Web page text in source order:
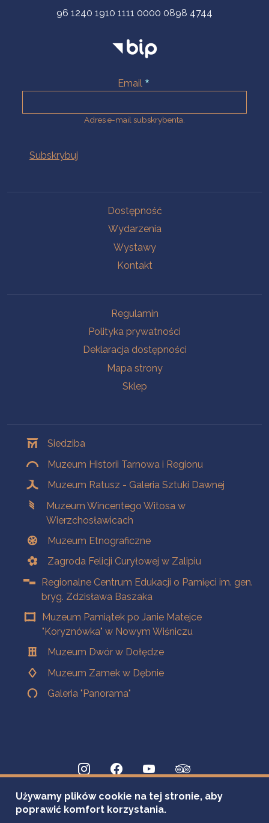
96 1240 1910 1111 0000 0898 4744
Email
Adres e-mail subskrybenta.
Dostępność
Wydarzenia
Wystawy
Kontakt
Regulamin
Polityka prywatności
Deklaracja dostępności
Mapa strony
Sklep
Siedziba
Muzeum Historii Tarnowa i Regionu
Muzeum Ratusz - Galeria Sztuki Dawnej
Muzeum Wincentego Witosa w
Wierzchosławicach
Muzeum Etnograficzne
Zagroda Felicji Curyłowej w Zalipiu
Regionalne Centrum Edukacji o Pamięci im. gen.
bryg. Zdzisława Baszaka
Muzeum Pamiątek po Janie Matejce
"Koryznówka" w Nowym Wiśniczu
Muzeum Dwór w Dołędze
Muzeum Zamek w Dębnie
Galeria "Panorama"
Używamy plików cookie na tej stronie, aby
poprawić komfort korzystania.